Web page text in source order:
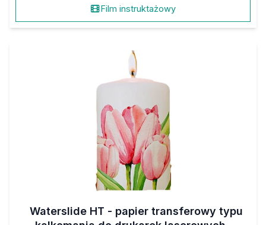
Film instruktażowy
Waterslide HT - papier transferowy typu